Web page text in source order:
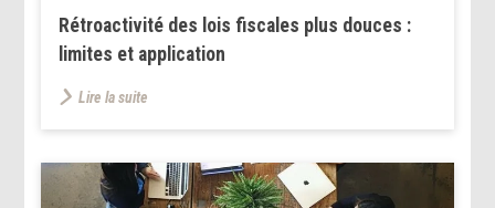
Rétroactivité des lois fiscales plus douces :
limites et application
Lire la suite